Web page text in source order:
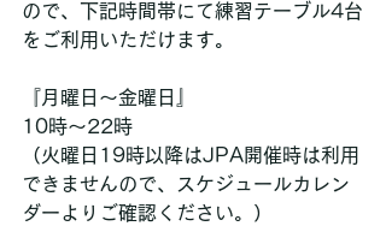
ので、下記時間帯にて練習テーブル4台
をご利用いただけます。
『月曜日〜金曜日』
10時〜22時
（火曜日19時以降はJPA開催時は利用
できませんので、スケジュールカレン
ダーよりご確認ください。）